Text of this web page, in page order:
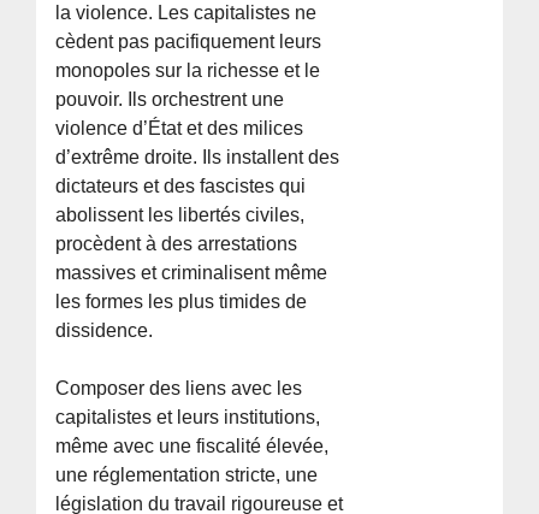
la violence. Les capitalistes ne
cèdent pas pacifiquement leurs
monopoles sur la richesse et le
pouvoir. Ils orchestrent une
violence d’État et des milices
d’extrême droite. Ils installent des
dictateurs et des fascistes qui
abolissent les libertés civiles,
procèdent à des arrestations
massives et criminalisent même
les formes les plus timides de
dissidence.
Composer des liens avec les
capitalistes et leurs institutions,
même avec une fiscalité élevée,
une réglementation stricte, une
législation du travail rigoureuse et